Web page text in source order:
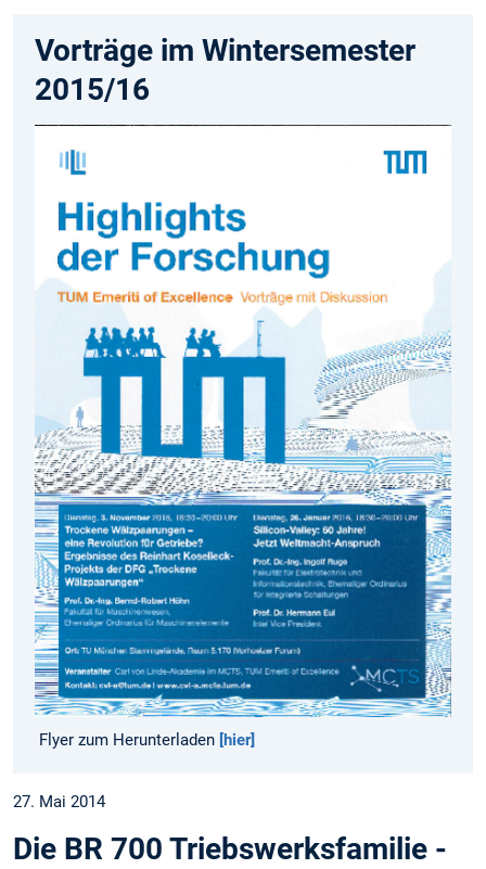
Vorträge im Wintersemester
2015/16
Flyer zum Herunterladen [hier]
27. Mai 2014
Die BR 700 Triebswerksfamilie -